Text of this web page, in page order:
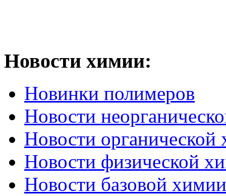
Новости химии:
Новинки полимеров
Новости
Новости органической
Новости физической
Новости базовой химии